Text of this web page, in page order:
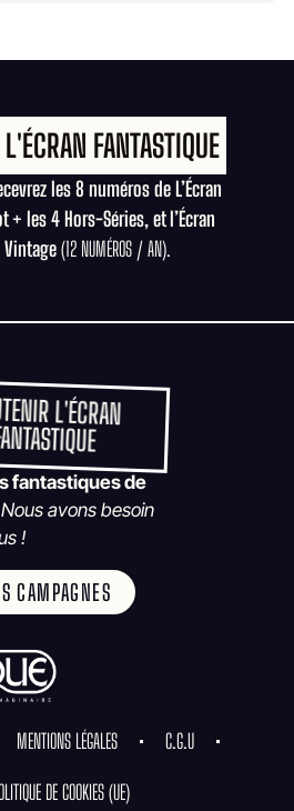
FANTASTIQUE
les 8 numéros de L’Écran
+ les 4 Hors-Séries, et l’Écran
(12 NUMÉROS / AN).
MENTIONS LÉGALES C.G.U
DE COOKIES (UE)
L'ÉCRAN
fantastiques de
Nous avons besoin
!
CAMPAGNES